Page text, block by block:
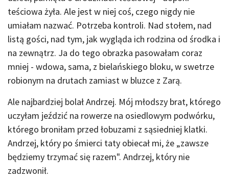
teściowa żyła. Ale jest w niej coś, czego nigdy nie
umiałam nazwać. Potrzeba kontroli. Nad stołem, nad
listą gości, nad tym, jak wygląda ich rodzina od środka i
na zewnątrz. Ja do tego obrazka pasowałam coraz
mniej - wdowa, sama, z bielańskiego bloku, w swetrze
robionym na drutach zamiast w bluzce z Zarą.
Ale najbardziej bolał Andrzej. Mój młodszy brat, którego
uczyłam jeździć na rowerze na osiedlowym podwórku,
którego broniłam przed łobuzami z sąsiedniej klatki.
Andrzej, który po śmierci taty obiecał mi, że „zawsze
będziemy trzymać się razem". Andrzej, który nie
zadzwonił.